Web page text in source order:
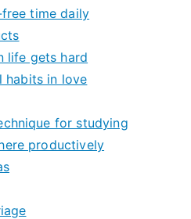
time daily
life gets hard
habits in love
for studying
productively